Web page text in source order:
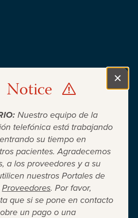
Notice
Nuestro equipo de la
telefónica está trabajando
su tiempo en
pacientes. Agradecemos
a los proveedores y a su
nuestros Portales de
Proveedores. Por favor,
que si se pone en contacto
un pago o una
×
médico no es
sin fines de lucro